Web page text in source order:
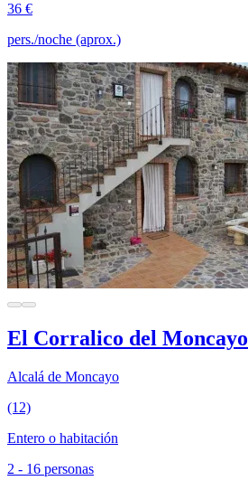
36 €
pers./noche (aprox.)
El Corralico del Moncayo
Alcalá de Moncayo
(12)
Entero o habitación
2 - 16 personas